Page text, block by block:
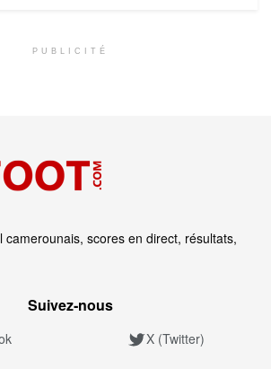
PUBLICITÉ
camerounais, scores en direct, résultats,
Suivez‑nous
X (Twitter)